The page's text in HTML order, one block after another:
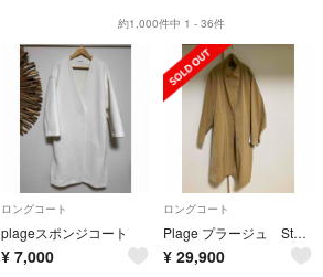
約1,000件中 1 - 36件
ロングコート
plageスポンジコート
¥ 7,000
ロングコート
Plage プラージュ Stand dolmanコート
¥ 29,900